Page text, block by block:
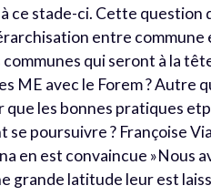
ce stade-ci. Cette question
entre
communes qui seront à la
ME avec le Forem ? Autre
les bonnes pratiques
se poursuivre ? Françoise
en est convaincue »Nous
grande latitude leur est